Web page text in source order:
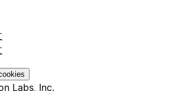
Labs, Inc.